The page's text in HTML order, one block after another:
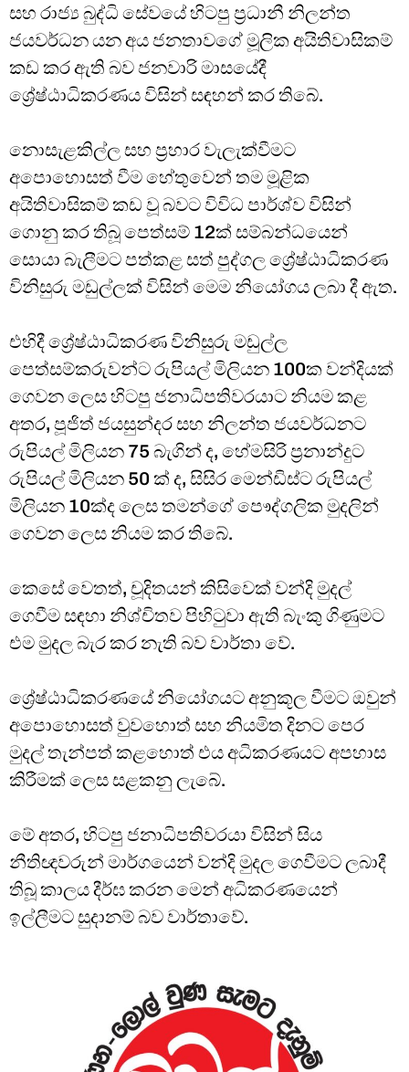
සහ රාජ්‍ය බුද්ධි සේවයේ හිටපු ප්‍රධානී නිලන්ත
ජයවර්ධන යන අය ජනතාවගේ මූලික අයිතිවාසිකම්
කඩ කර ඇති බව ජනවාරි මාසයේදී
ශ්‍රේෂ්ඨාධිකරණය විසින් සඳහන් කර තිබේ.
නොසැළකිල්ල සහ ප්‍රහාර වැලැක්වීමට
අපොහොසත් වීම හේතුවෙන් තම මූළික
අයිතිවාසිකම් කඩ වූ බවට විවිධ පාර්ශ්ව විසින්
ගොනු කර තිබූ පෙත්සම් 12ක් සම්බන්ධයෙන්
සොයා බැලීමට පත්කළ සත් පුද්ගල ශ්‍රේෂ්ඨාධිකරණ
විනිසුරු මඩුල්ලක් විසින් මෙම නියෝගය ලබා දී ඇත.
එහිදී ශ්‍රේෂ්ඨාධිකරණ විනිසුරු මඩුල්ල
පෙත්සම්කරුවන්ට රුපියල් මිලියන 100ක වන්දියක්
ගෙවන ලෙස හිටපු ජනාධිපතිවරයාට නියම කළ
අතර, පූජිත් ජයසුන්දර සහ නිලන්ත ජයවර්ධනට
රුපියල් මිලියන 75 බැගින් ද, හේමසිරි ප්‍රනාන්දුට
රුපියල් මිලියන 50 ක් ද, සිසිර මෙන්ඩිස්ට රුපියල්
මිලියන 10ක්ද ලෙස තමන්ගේ පෞද්ගලික මුදලින්
ගෙවන ලෙස නියම කර තිබේ.
කෙසේ වෙතත්, චූදිතයන් කිසිවෙක් වන්දි මුදල්
ගෙවීම සඳහා නිශ්චිතව පිහිටුවා ඇති බැංකු ගිණුමට
එම මුදල බැර කර නැති බව වාර්තා වේ.
ශ්‍රේෂ්ඨාධිකරණයේ නියෝගයට අනුකූල වීමට ඔවුන්
අපොහොසත් වුවහොත් සහ නියමිත දිනට පෙර
මුදල් තැන්පත් කළහොත් එය අධිකරණයට අපහාස
කිරීමක් ලෙස සළකනු ලැබේ.
මේ අතර, හිටපු ජනාධිපතිවරයා විසින් සිය
නීතිඥවරුන් මාර්ගයෙන් වන්දි මුදල ගෙවීමට ලබාදී
තිබූ කාලය දීර්ඝ කරන මෙන් අධිකරණයෙන්
ඉල්ලීමට සුදානම් බව වාර්තාවේ.